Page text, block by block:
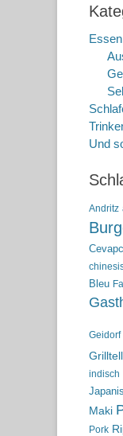
Und
Andritz
Bleu
Geidorf
indisch
Maki
Pork